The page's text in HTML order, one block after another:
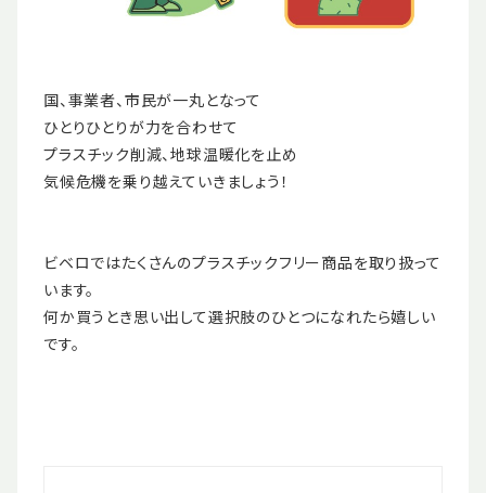
国、事業者、市民が一丸となって
ひとりひとりが力を合わせて
プラスチック削減、地球温暖化を止め
気候危機を乗り越えていきましょう！
ビベロではたくさんのプラスチックフリー商品を取り扱って
います。
何か買うとき思い出して選択肢のひとつになれたら嬉しい
です。